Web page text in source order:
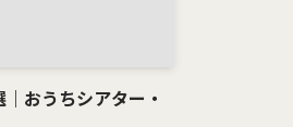
おうちシアター・